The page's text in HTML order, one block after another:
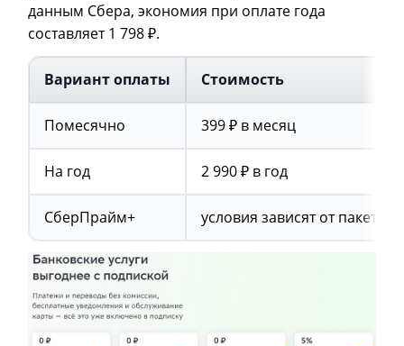
данным Сбера, экономия при оплате года
составляет 1 798 ₽.
Вариант оплаты Стоимость
Помесячно 399 ₽ в месяц
На год 2 990 ₽ в год
СберПрайм+ условия зависят от пакета